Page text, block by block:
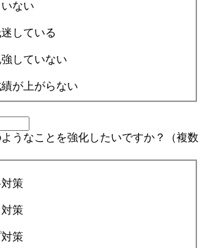
ない
している
していない
が上がらない
うなことを強化したいですか？（複数
策
策
策